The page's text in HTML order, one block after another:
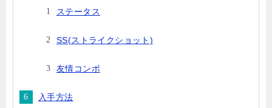
ステータス
SS(ストライクショット)
友情コンボ
入手方法